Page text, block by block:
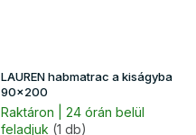
LAUREN habmatrac a kiságyba
90x200
Raktáron | 24 órán belül
feladjuk (1 db)